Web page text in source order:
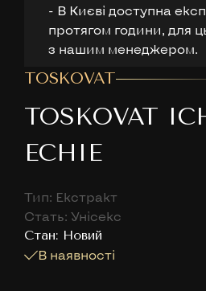
- В Києві доступна
протягом години, для
з нашим менеджером.
TOSKOVAT
TOSKOVAT
ECHIE
Тип: Екстракт
Стать: Унісекс
Cтан: Новий
В наявності